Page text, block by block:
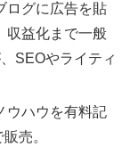
ログに広告を貼
収益化まで一般
SEOやライティ
ウハウを有料記
売。